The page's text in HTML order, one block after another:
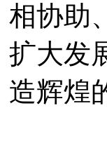
相协助
扩大发
造辉煌